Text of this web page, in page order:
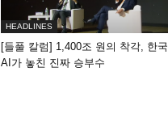
HEADLINES
[들풀 칼럼] 1,400조 원의 착각, 한국
AI가 놓친 진짜 승부수